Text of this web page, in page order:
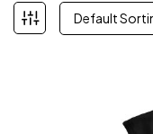
Default